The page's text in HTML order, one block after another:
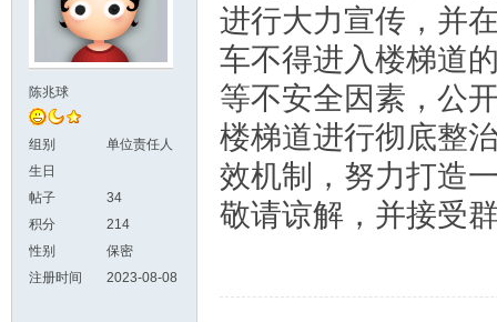
陈兆球
组别
单位责任人
生日
帖子
34
积分
214
性别
保密
注册时间
2023-08-08
进行大力宣传，并
车不得进入楼梯道
等不安全因素，公
楼梯道进行彻底整
效机制，努力打造
敬请谅解，并接受